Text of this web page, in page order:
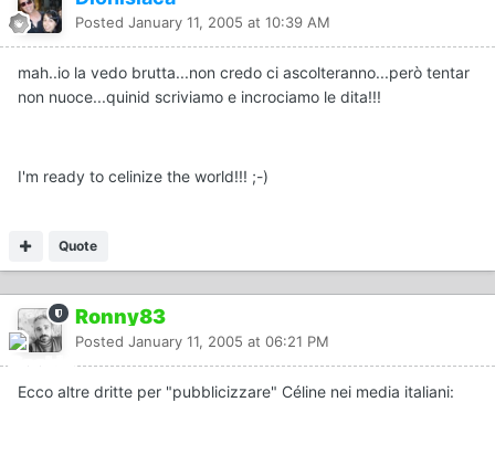
Posted January 11, 2005 at 10:39 AM
mah..io la vedo brutta...non credo ci ascolteranno...però tentar
non nuoce...quinid scriviamo e incrociamo le dita!!!
I'm ready to celinize the world!!! ;-)
Quote
Ronny83
Posted January 11, 2005 at 06:21 PM
Ecco altre dritte per "pubblicizzare" Céline nei media italiani: